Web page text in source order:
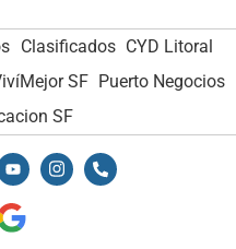
Clasificados CYD Litoral
SF Puerto Negocios
SF